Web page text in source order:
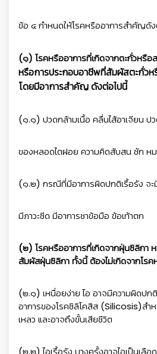
ข้อ ๔ กำหนดให้โรคหรืออาการสำคัญดั
(๑) โรคหรืออาการที่เกิดจากตะกั่วหรื
หรือการประกอบอาชีพที่สัมผัสตะกั่ว
โดยมีอาการสำคัญ ดังต่อไปนี้
(๑.๑) ปวดกล้ามเนื้อ คลื่นไส้อาเจียน ป
ของหลอดไตฝอย ความคิดสับสน ชัก ห
(๑.๒) กรณีที่มีอาการผิดปกติเรื้อรัง จะ
มีภาวะซีด มีอาการชาข้อมือ ข้อเท้าตก
(๒) โรคหรืออาการที่เกิดจากฝุ่นซิลิกา
สัมผัสฝุ่นซิลิกา ทั้งนี้ ต้องไม่เกิดจากโร
(๒.๑) เหนื่อยง่าย ไอ อาจมีความผิดปก
อาการของโรคซิลิโคสิส (Silicosis)สำห
เหลว และอาจถึงขั้นเสียชีวิต
(๒.๒) ไอเรื้อรัง บางครั้งอาจไอเป็นเลื